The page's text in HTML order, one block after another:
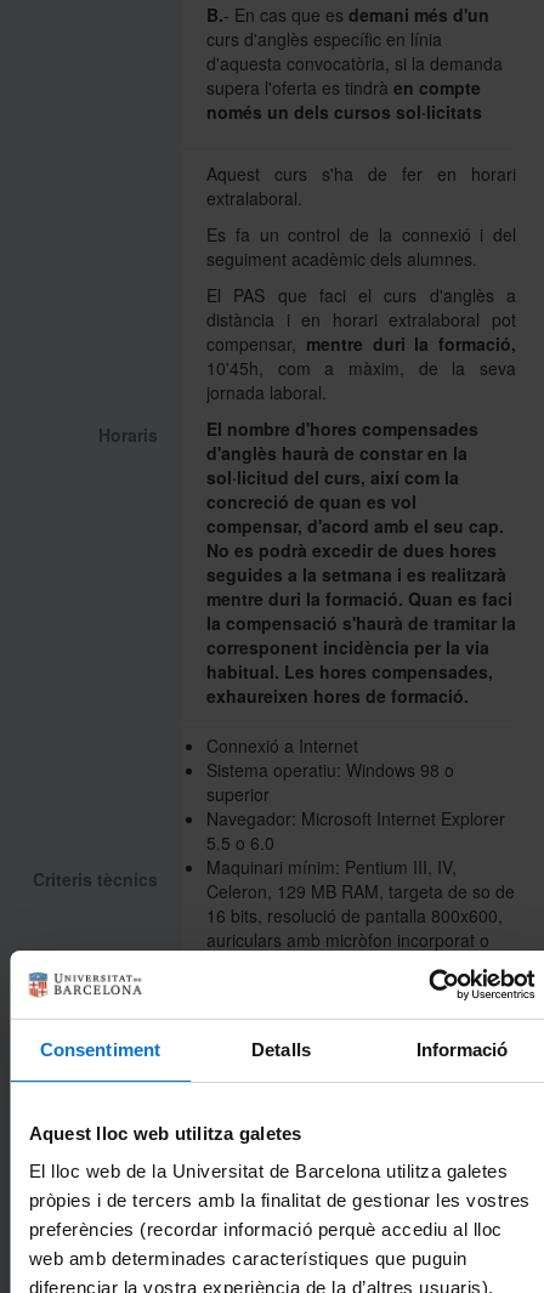
Consentiment Detalls Informació
Aquest lloc web utilitza galetes
El lloc web de la Universitat de Barcelona utilitza galetes
pròpies i de tercers amb la finalitat de gestionar les vostres
preferències (recordar informació perquè accediu al lloc
web amb determinades característiques que puguin
diferenciar la vostra experiència de la d’altres usuaris),
B.- En cas que es demani més d'un
curs d'anglès específic en línia
d'aquesta convocatòria, si la demanda
supera l'oferta es tindrà en compte
només un dels cursos sol·licitats
Horaris
Aquest curs s'ha de fer en horari
extralaboral.
Es fa un control de la connexió i del
seguiment acadèmic dels alumnes.
El PAS que faci el curs d'anglès a
distància i en horari extralaboral pot
compensar, mentre duri la formació,
10'45h, com a màxim, de la seva
jornada laboral.
El nombre d'hores compensades
d'anglès haurà de constar en la
sol·licitud del curs, així com la
concreció de quan es vol
compensar, d'acord amb el seu cap.
No es podrà excedir de dues hores
seguides a la setmana i es realitzarà
mentre duri la formació. Quan es faci
la compensació s'haurà de tramitar la
corresponent incidència per la via
habitual. Les hores compensades,
exhaureixen hores de formació.
Criteris tècnics
Connexió a Internet
Sistema operatiu: Windows 98 o
superior
Navegador: Microsoft Internet Explorer
5.5 o 6.0
Maquinari mínim: Pentium III, IV,
Celeron, 129 MB RAM, targeta de so de
16 bits, resolució de pantalla 800x600,
auriculars amb micròfon incorporat o
Connexió a Internet: mòdem de 56 KB o
Cost
Curs organitzat conjuntament entre
Formació Corporativa i l'ICE.
Activitat finançada en el marc de l'Acord
de Formació per a l'Ocupació de les
Administracions Públiques (AFEDAP) i
les organitzacions sindicals CCOO, UGT
i CSIF, mitjançant un conveni de
col·laboració amb l'Escola de
l'Administració Pública de Catalunya.